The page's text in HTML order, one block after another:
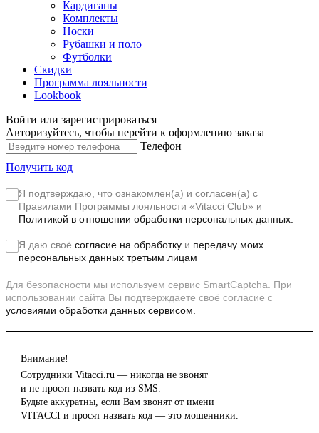
Кардиганы
Комплекты
Носки
Рубашки и поло
Футболки
Скидки
Программа лояльности
Lookbook
Войти или зарегистрироваться
Авторизуйтесь, чтобы перейти к оформлению заказа
Телефон
Получить код
Я подтверждаю, что ознакомлен(а) и согласен(а) с
Правилами Программы лояльности «Vitacci Club» и
Политикой в отношении обработки персональных данных.
Я даю своё согласие на обработку и передачу моих
персональных данных третьим лицам
Для безопасности мы используем сервис SmartCaptcha. При
использовании сайта Вы подтверждаете своё согласие с
условиями обработки данных сервисом.
Внимание!
Сотрудники Vitacci.ru — никогда не звонят
и не просят назвать код из SMS.
Будьте аккуратны, если Вам звонят от имени
VITACCI и просят назвать код — это мошенники.